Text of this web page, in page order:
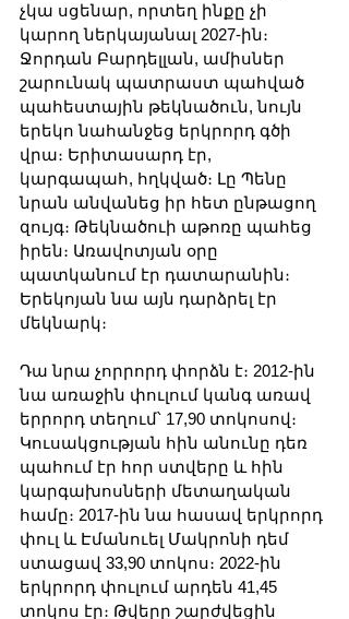
չկա սցենար, որտեղ ինքը չի
կարող ներկայանալ 2027-ին։
Ջորդան Բարդելլան, ամիսներ
շարունակ պատրաստ պահված
պահեստային թեկնածուն, նույն
երեկո նահանջեց երկրորդ գծի
վրա։ Երիտասարդ էր,
կարգապահ, հղկված։ Լը Պենը
նրան անվանեց իր հետ ընթացող
զույգ։ Թեկնածուի աթոռը պահեց
իրեն։ Առավոտյան օրը
պատկանում էր դատարանին։
Երեկոյան նա այն դարձրել էր
մեկնարկ։
Դա նրա չորրորդ փորձն է։ 2012-ին
նա առաջին փուլում կանգ առավ
երրորդ տեղում՝ 17,90 տոկոսով։
Կուսակցության հին անունը դեռ
պահում էր հոր ստվերը և հին
կարգախոսների մետաղական
համը։ 2017-ին նա հասավ երկրորդ
փուլ և Էմանուել Մակրոնի դեմ
ստացավ 33,90 տոկոս։ 2022-ին
երկրորդ փուլում արդեն 41,45
տոկոս էր։ Թվերը շարժվեցին